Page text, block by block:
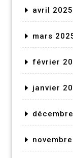
avril 2025
mars
février
janvier